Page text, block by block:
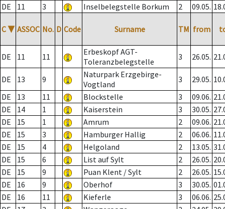
DE
11 3 Inselbelegstelle Borkum 2 09.05.
C ▼ ASSOC No. D Code Surname TM from
DE 11 11
Erbeskopf AGT-
Toleranzbelegstelle
3 26.05.
DE 13 9
Naturpark Erzgebirge-
Vogtland
3 29.05.
DE
13 11 Blockstelle 3 09.06.
DE
14 1 Kaiserstein 3 30.05.
DE
15 1 Amrum 2 09.06.
DE
15 3 Hamburger Hallig 2 06.06.
DE
15 4 Helgoland 2 13.05.
DE
15 6 List auf Sylt 2 26.05.
DE
15 9 Puan Klent / Sylt 2 26.05.
DE
16 9 Oberhof 3 30.05.
DE
16 11 Kieferle 3 06.06.